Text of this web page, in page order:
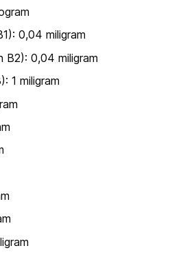
0,04 miligram
B2): 0,04 miligram
1 miligram